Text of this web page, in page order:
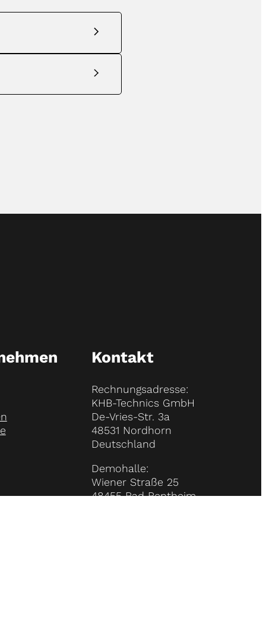
Kontakt
Rechnungsadresse:
KHB-Technics GmbH
De-Vries-Str. 3a
48531 Nordhorn
Deutschland
Demohalle:
Wiener Straße 25
48455 Bad Bentheim